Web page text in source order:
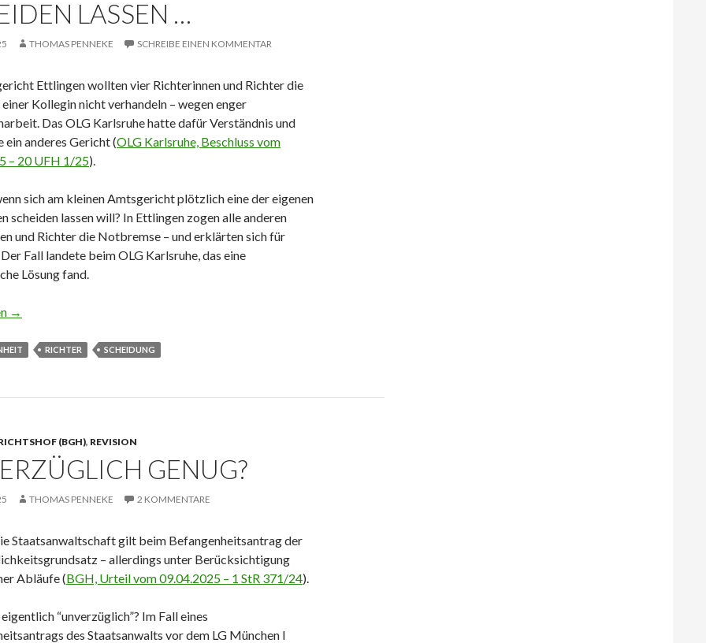
LASSEN …
THOMAS PENNEKE SCHREIBE EINEN KOMMENTAR
Ettlingen wollten vier Richterinnen und Richter die
einer Kollegin nicht verhandeln – wegen enger
Das OLG Karlsruhe hatte dafür Verständnis und
ein anderes Gericht (OLG Karlsruhe, Beschluss vom
– 20 UFH 1/25).
sich am kleinen Amtsgericht plötzlich eine der eigenen
scheiden lassen will? In Ettlingen zogen alle anderen
und Richter die Notbremse – und erklärten sich für
Fall landete beim OLG Karlsruhe, das eine
Lösung fand.
sich scheiden lassen …
→
RICHTER SCHEIDUNG
(BGH), REVISION
GENUG?
THOMAS PENNEKE 2 KOMMENTARE
Staatsanwaltschaft gilt beim Befangenheitsantrag der
– allerdings unter Berücksichtigung
Abläufe (BGH, Urteil vom 09.04.2025 – 1 StR 371/24).
“unverzüglich”? Im Fall eines
des Staatsanwalts vor dem LG München I